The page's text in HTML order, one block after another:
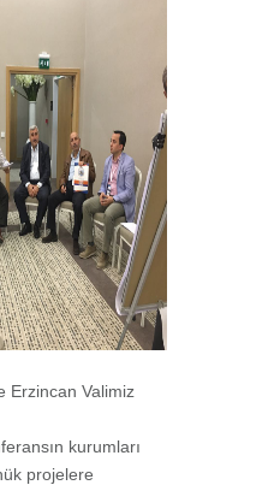
Erzincan Valimiz
kurumları
projelere